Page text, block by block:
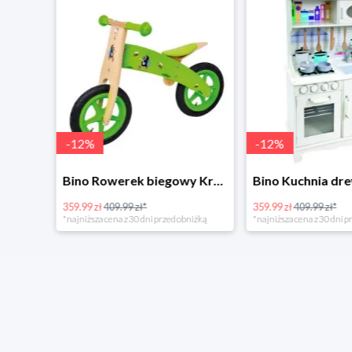
-12%
Bino Rowerek biegowy Krecik
359.99 zł409.99 zł*
*najniższa cena z 30 dni przed obniżką
-12%
359.99 zł409.99 zł*
*najniższa cena z 30 dni